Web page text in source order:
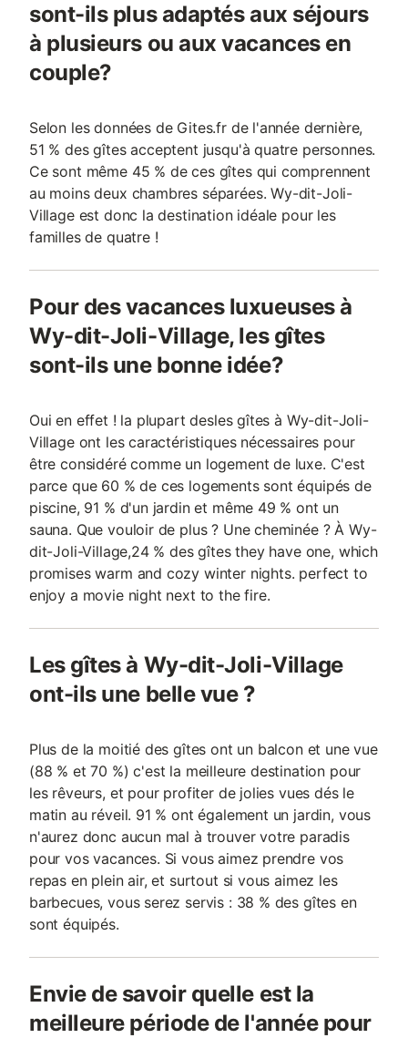
sont-ils plus adaptés aux séjours
à plusieurs ou aux vacances en
couple?
Selon les données de Gites.fr de l'année dernière,
51 % des gîtes acceptent jusqu'à quatre personnes.
Ce sont même 45 % de ces gîtes qui comprennent
au moins deux chambres séparées. Wy-dit-Joli-
Village est donc la destination idéale pour les
familles de quatre !
Pour des vacances luxueuses à
Wy-dit-Joli-Village, les gîtes
sont-ils une bonne idée?
Oui en effet ! la plupart desles gîtes à Wy-dit-Joli-
Village ont les caractéristiques nécessaires pour
être considéré comme un logement de luxe. C'est
parce que 60 % de ces logements sont équipés de
piscine, 91 % d'un jardin et même 49 % ont un
sauna. Que vouloir de plus ? Une cheminée ? À Wy-
dit-Joli-Village,24 % des gîtes they have one, which
promises warm and cozy winter nights. perfect to
enjoy a movie night next to the fire.
Les gîtes à Wy-dit-Joli-Village
ont-ils une belle vue ?
Plus de la moitié des gîtes ont un balcon et une vue
(88 % et 70 %) c'est la meilleure destination pour
les rêveurs, et pour profiter de jolies vues dés le
matin au réveil. 91 % ont également un jardin, vous
n'aurez donc aucun mal à trouver votre paradis
pour vos vacances. Si vous aimez prendre vos
repas en plein air, et surtout si vous aimez les
barbecues, vous serez servis : 38 % des gîtes en
sont équipés.
Envie de savoir quelle est la
meilleure période de l'année pour